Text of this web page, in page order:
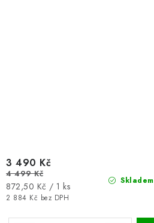
Skladem
2 884 Kč bez DPH
3 490 Kč
4 499 Kč
Měrná
cena:
872,50 Kč / 1 ks